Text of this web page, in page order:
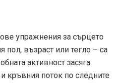
упражнения за сърцето
възраст или тегло – са
активност засяга
кръвния поток по следните